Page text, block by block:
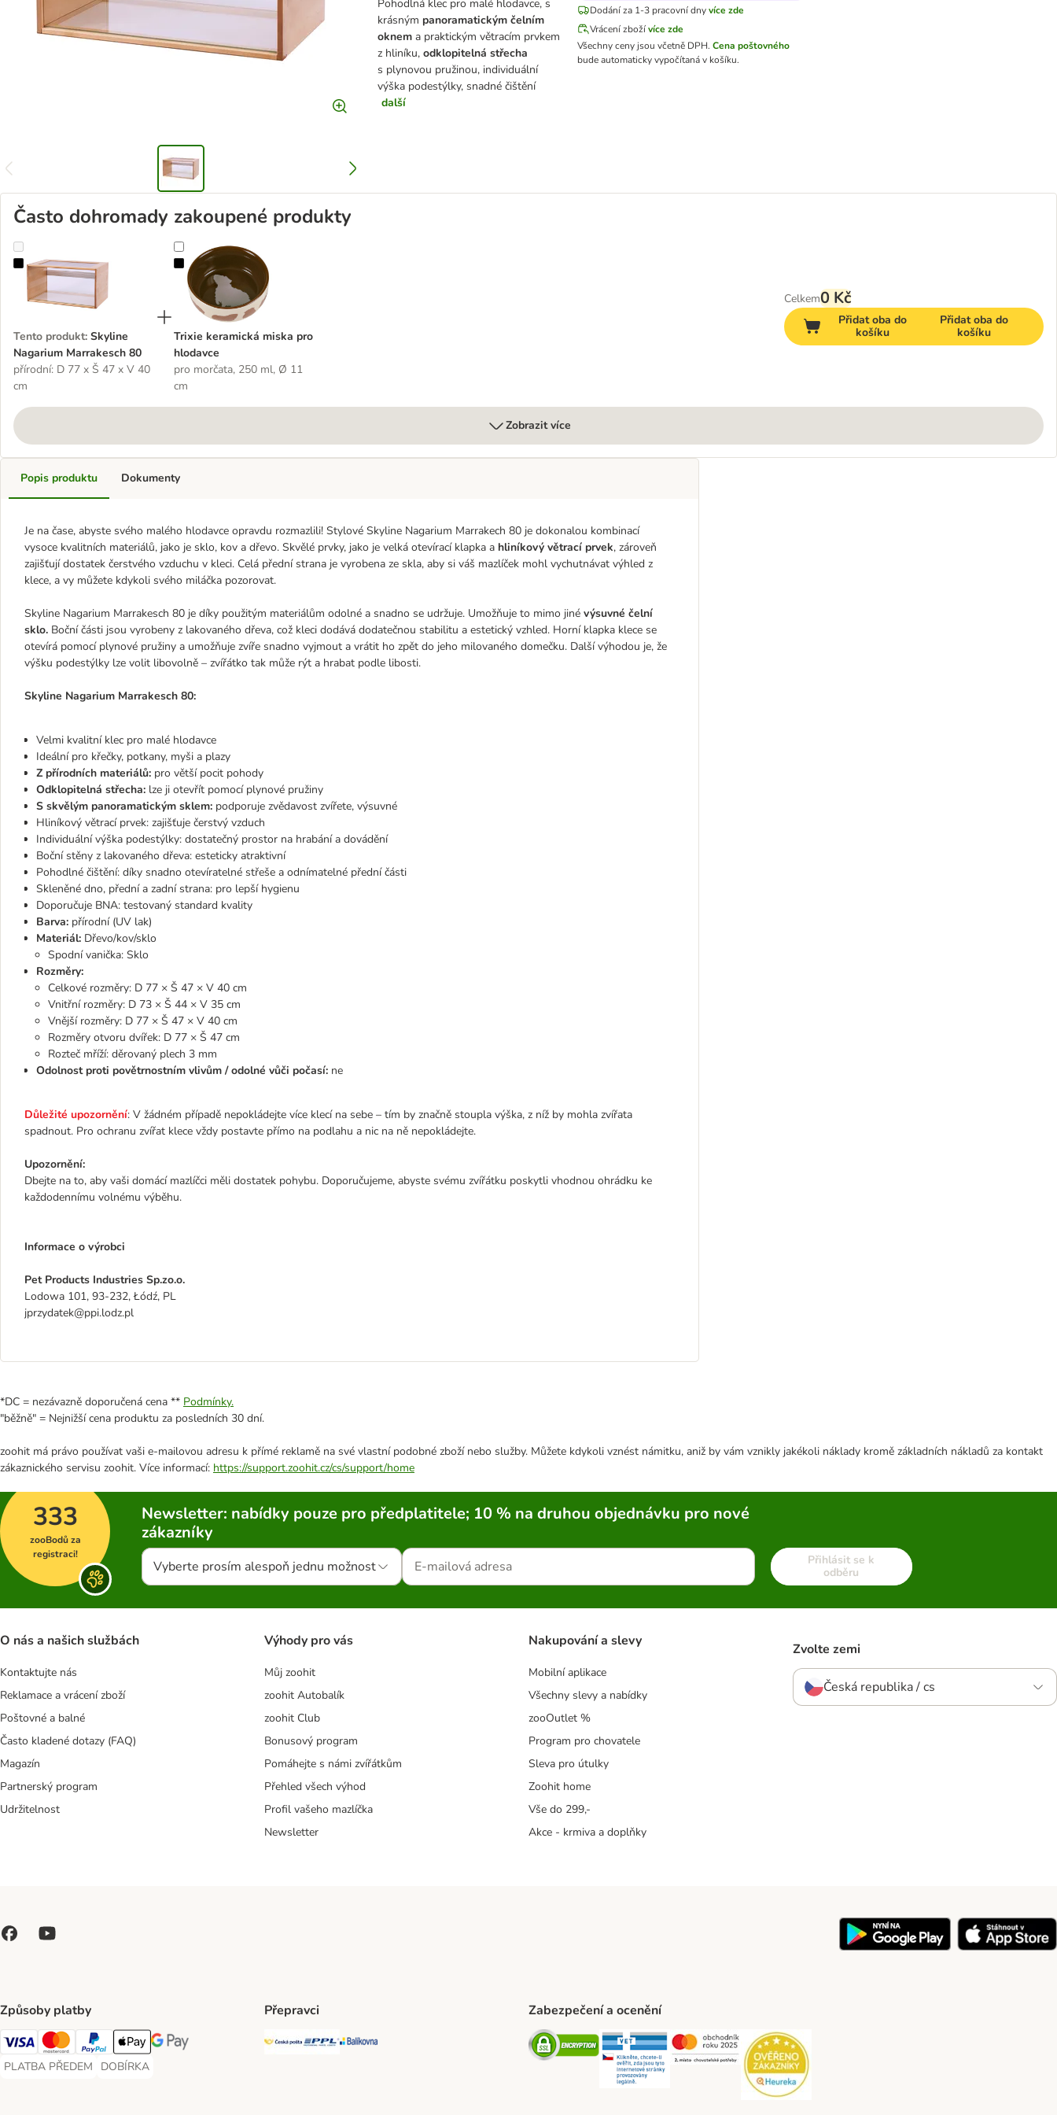
Pohodlná klec pro malé hlodavce, s
krásným panoramatickým čelním
oknem a praktickým větracím prvkem
z hliníku, odklopitelná střecha
s plynovou pružinou, individuální
výška podestýlky, snadné čištění
další
Dodání za 1-3 pracovní dnyvíce zde
Vrácení zbožívíce zde
Všechny ceny jsou včetně DPH. Cena poštovného
bude automaticky vypočítaná v košíku.
Často dohromady zakoupené produkty
Skyline Nagarium Marrakesch 80
Tento produkt: Skyline
Nagarium Marrakesch 80
přírodní: D 77 x Š 47 x V 40
cm
Trixie keramická miska pro hlodavce
Trixie keramická miska pro
hlodavce
pro morčata, 250 ml, Ø 11
cm
Celkem0 Kč
Přidat oba do
košíku
Přidat oba do
košíku
Zobrazit více
Popis produktu
Je na čase, abyste svého malého hlodavce opravdu rozmazlili! Stylové Skyline Nagarium Marrakech 80 je dokonalou kombinací
vysoce kvalitních materiálů, jako je sklo, kov a dřevo. Skvělé prvky, jako je velká otevírací klapka a hliníkový větrací prvek, zároveň
zajišťují dostatek čerstvého vzduchu v kleci. Celá přední strana je vyrobena ze skla, aby si váš mazlíček mohl vychutnávat výhled z
klece, a vy můžete kdykoli svého miláčka pozorovat.
Skyline Nagarium Marrakesch 80 je díky použitým materiálům odolné a snadno se udržuje. Umožňuje to mimo jiné výsuvné čelní
sklo. Boční části jsou vyrobeny z lakovaného dřeva, což kleci dodává dodatečnou stabilitu a estetický vzhled. Horní klapka klece se
otevírá pomocí plynové pružiny a umožňuje zvíře snadno vyjmout a vrátit ho zpět do jeho milovaného domečku. Další výhodou je, že
výšku podestýlky lze volit libovolně – zvířátko tak může rýt a hrabat podle libosti.
Skyline Nagarium Marrakesch 80:
Velmi kvalitní klec pro malé hlodavce
Ideální pro křečky, potkany, myši a plazy
Z přírodních materiálů: pro větší pocit pohody
Odklopitelná střecha: lze ji otevřít pomocí plynové pružiny
S skvělým panoramatickým sklem: podporuje zvědavost zvířete, výsuvné
Hliníkový větrací prvek: zajišťuje čerstvý vzduch
Individuální výška podestýlky: dostatečný prostor na hrabání a dovádění
Boční stěny z lakovaného dřeva: esteticky atraktivní
Pohodlné čištění: díky snadno otevíratelné střeše a odnímatelné přední části
Skleněné dno, přední a zadní strana: pro lepší hygienu
Doporučuje BNA: testovaný standard kvality
Barva: přírodní (UV lak)
Materiál: Dřevo/kov/sklo
Spodní vanička: Sklo
Rozměry:
Celkové rozměry: D 77 × Š 47 × V 40 cm
Vnitřní rozměry: D 73 × Š 44 × V 35 cm
Vnější rozměry: D 77 × Š 47 × V 40 cm
Rozměry otvoru dvířek: D 77 × Š 47 cm
Rozteč mříží: děrovaný plech 3 mm
Odolnost proti povětrnostním vlivům / odolné vůči počasí: ne
Důležité upozornění: V žádném případě nepokládejte více klecí na sebe – tím by značně stoupla výška, z níž by mohla zvířata
spadnout. Pro ochranu zvířat klece vždy postavte přímo na podlahu a nic na ně nepokládejte.
Upozornění:
Dbejte na to, aby vaši domácí mazlíčci měli dostatek pohybu. Doporučujeme, abyste svému zvířátku poskytli vhodnou ohrádku ke
každodennímu volnému výběhu.
Informace o výrobci
Pet Products Industries Sp.zo.o.
Lodowa 101, 93-232, Łódź, PL
jprzydatek@ppi.lodz.pl
Dokumenty
*DC = nezávazně doporučená cena ** Podmínky.
"běžně" = Nejnižší cena produktu za posledních 30 dní.
zoohit má právo používat vaši e-mailovou adresu k přímé reklamě na své vlastní podobné zboží nebo služby. Můžete kdykoli vznést námitku, aniž by vám vznikly jakékoli náklady kromě základních nákladů za kontakt
zákaznického servisu zoohit. Více informací: https://support.zoohit.cz/cs/support/home
333
zooBodů za
registraci!
Newsletter: nabídky pouze pro předplatitele; 10 % na druhou objednávku pro nové
zákazníky
Vyberte prosím alespoň jednu možnost
Přihlásit se k
odběru
O nás a našich službách
Kontaktujte nás
Reklamace a vrácení zboží
Poštovné a balné
Často kladené dotazy (FAQ)
Magazín
Partnerský program
Udržitelnost
Výhody pro vás
Můj zoohit
zoohit Autobalík
zoohit Club
Bonusový program
Pomáhejte s námi zvířátkům
Přehled všech výhod
Profil vašeho mazlíčka
Newsletter
Nakupování a slevy
Mobilní aplikace
Všechny slevy a nabídky
zooOutlet %
Program pro chovatele
Sleva pro útulky
Zoohit home
Vše do 299,-
Akce - krmiva a doplňky
Zvolte zemi
Česká republika / cs
Způsoby platby
Visa Payment Method
Mastercard Payment Method
PayPal Payment Method
Apple pay Payment Method
GooglePay Payment Method
PLATBA PŘEDEM
PLATBA PŘEDEM Payment Method
DOBÍRKA
DOBÍRKA Payment Method
Přepravci
Česká pošta Shipping Method
PPL Shipping Method
Balíkovna Shipping Method
Zabezpečení a ocenění
Security Security Security